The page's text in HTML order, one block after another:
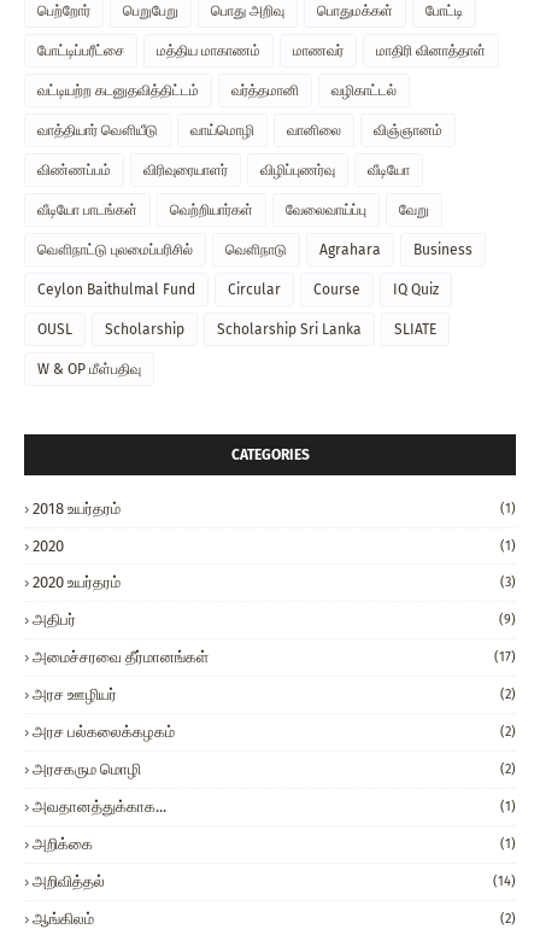
பெற்றோர் பெறுபேறு பொது அறிவு பொதுமக்கள் போட்டி
போட்டிப்பரீட்சை மத்திய மாகாணம் மாணவர் மாதிரி வினாத்தாள்
வட்டியற்ற கடனுதவித்திட்டம் வர்த்தமானி வழிகாட்டல்
வாத்தியார் வௌியீடு வாய்மொழி வானிலை விஞ்ஞானம்
விண்ணப்பம் விரிவுரையாளர் விழிப்புணர்வு வீடியோ
வீடியோ பாடங்கள் வெற்றியார்கள் வேலைவாய்ப்பு வேறு
வௌிநாட்டு புலமைப்பரிசில் வௌிநாடு Agrahara Business
Ceylon Baithulmal Fund Circular Course IQ Quiz
OUSL Scholarship Scholarship Sri Lanka SLIATE
W & OP மீள்பதிவு
CATEGORIES
2018 உயர்தரம் (1)
2020 (1)
2020 உயர்தரம் (3)
அதிபர் (9)
அமைச்சரவை தீர்மானங்கள் (17)
அரச ஊழியர் (2)
அரச பல்கலைக்கழகம் (2)
அரசகரும மொழி (2)
அவதானத்துக்காக... (1)
அறிக்கை (1)
அறிவித்தல் (14)
ஆங்கிலம் (2)